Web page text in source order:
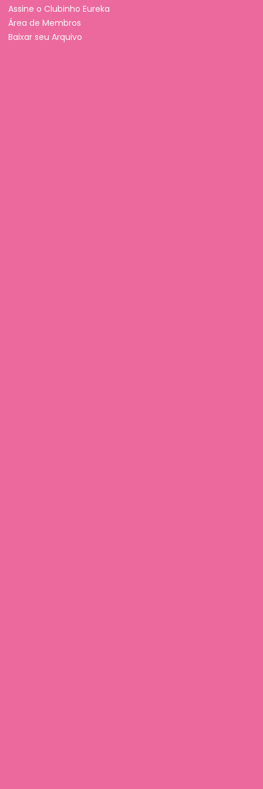
Assine o Clubinho Eureka
Área de Membros
Baixar seu Arquivo